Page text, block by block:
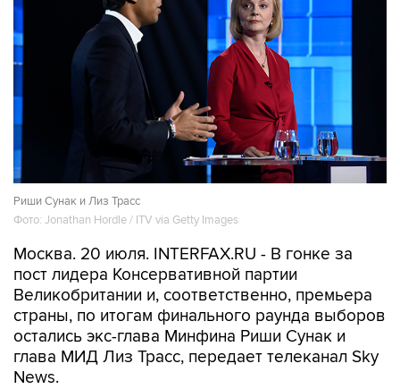
Риши Сунак и Лиз Трасс
Фото: Jonathan Hordle / ITV via Getty Images
Москва. 20 июля. INTERFAX.RU - В гонке за
пост лидера Консервативной партии
Великобритании и, соответственно, премьера
страны, по итогам финального раунда выборов
остались экс-глава Минфина Риши Сунак и
глава МИД Лиз Трасс, передает телеканал Sky
News.